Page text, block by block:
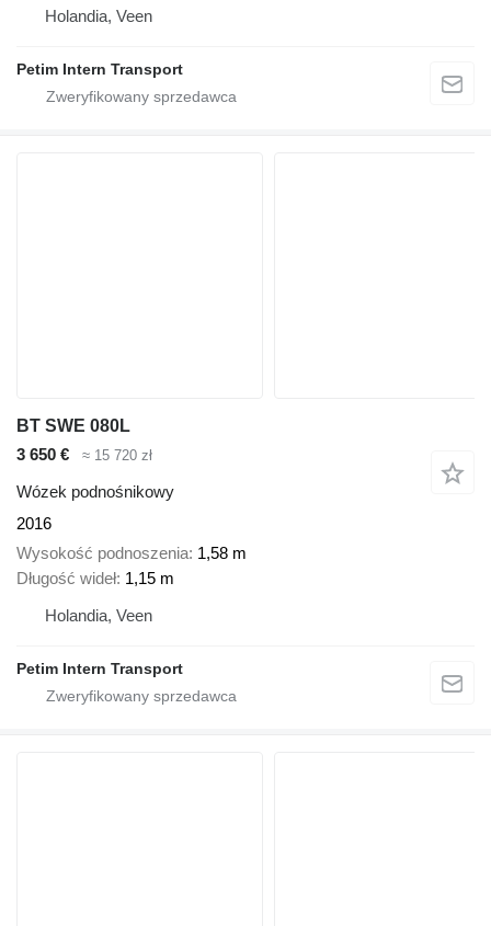
Holandia, Veen
Petim Intern Transport
BT SWE 080L
3 650 €
≈ 15 720 zł
Wózek podnośnikowy
2016
Wysokość podnoszenia 1,58 m
Długość wideł 1,15 m
Holandia, Veen
Petim Intern Transport